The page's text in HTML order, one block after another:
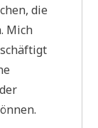
die
Mich